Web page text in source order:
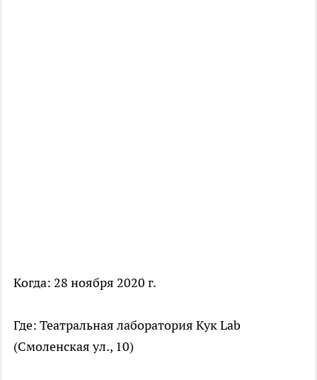
Когда: 28 ноября 2020 г.
Где: Театральная лаборатория Кук Lab
(Смоленская ул., 10)